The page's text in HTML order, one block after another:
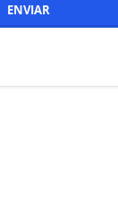
ENVIAR